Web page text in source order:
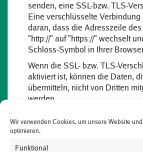
Wir verwenden Cookies, um unsere Website
optimieren.
Funktional
senden, eine SSL-bzw. TLS-
Eine verschlüsselte Verbindung
daran, dass die Adresszeile
"http://" auf "https://" wechselt
Schloss-Symbol in Ihrer
Wenn die SSL- bzw. TLS-
aktiviert ist, können die Daten,
übermitteln, nicht von Dritten
werden.
Auskunft,
Sperrung